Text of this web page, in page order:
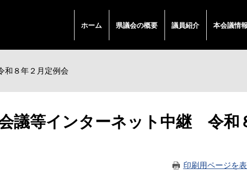
ホーム 県議会の概要 議員紹介 本会議情報
８年２月定例会
議等インターネット中継 令和
印刷用ページを